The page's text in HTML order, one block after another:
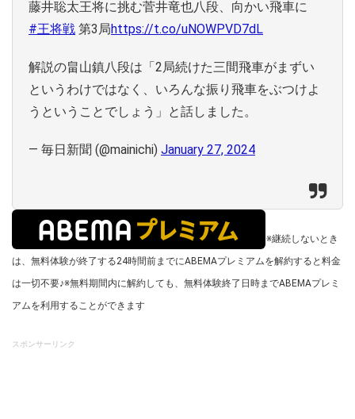
藤井聡太王将に挑む菅井竜也八段、向かい飛車に
#王将戦 第3局https://t.co/uNOWPVD7dL
解説の畠山鎮八段は「2局続けた三間飛車がまずい
というわけではなく、いろんな振り飛車をぶつけよ
うということでしょう」と話しました。
— 毎日新聞 (@mainichi) January 27, 2024
※継続しないとき
は、無料体験が終了する24時間前までにABEMAプレミアムを解約すると料金
は一切不要♪※無料期間内に解約しても、無料体験終了日時までABEMAプレミ
アムを利用することができます
スポンサーリンク